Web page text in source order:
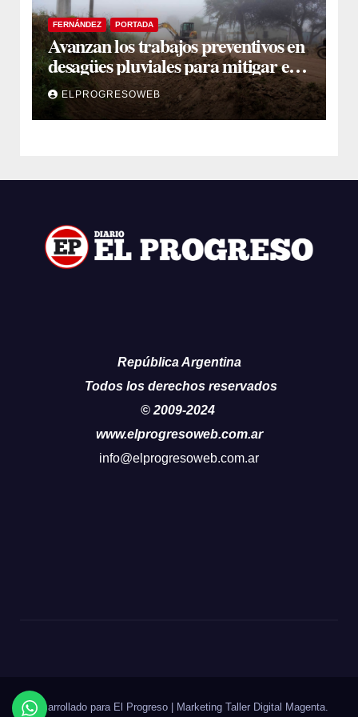
FERNÁNDEZ PORTADA
Avanzan los trabajos preventivos en
desagües pluviales para mitigar el
impacto de la temporada de lluvias
ELPROGRESOWEB
República Argentina
Todos los derechos reservados
© 2009-2024
www.elprogresoweb.com.ar
info@elprogresoweb.com.ar
Desarrollado para El Progreso Marketing Taller Digital Magenta